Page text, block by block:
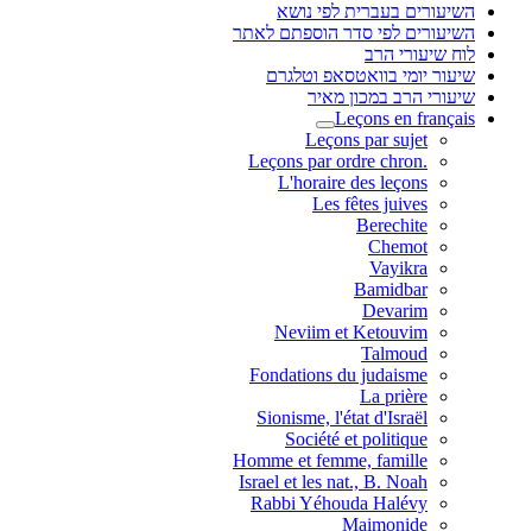
השיעורים בעברית לפי נושא
השיעורים לפי סדר הוספתם לאתר
לוח שיעורי הרב
שיעור יומי בוואטסאפ וטלגרם
שיעורי הרב במכון מאיר
Leçons en français
Leçons par sujet
.Leçons par ordre chron
L'horaire des leçons
Les fêtes juives
Berechite
Chemot
Vayikra
Bamidbar
Devarim
Neviim et Ketouvim
Talmoud
Fondations du judaisme
La prière
Sionisme, l'état d'Israël
Société et politique
Homme et femme, famille
Israel et les nat., B. Noah
Rabbi Yéhouda Halévy
Maimonide